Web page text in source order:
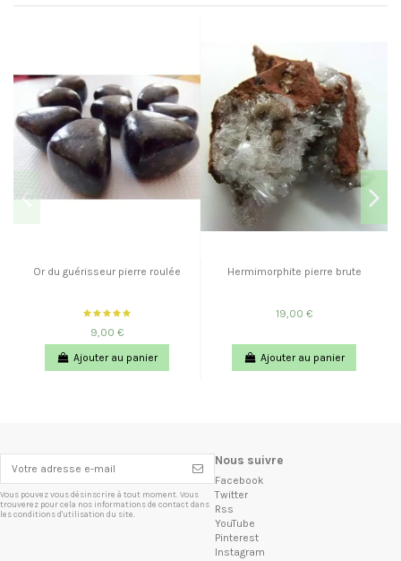
Or du guérisseur pierre roulée
9,00 €
Ajouter au panier
Hermimorphite pierre brute
19,00 €
Ajouter au panier
Vous pouvez vous désinscrire à tout moment. Vous
trouverez pour cela nos informations de contact dans
les conditions d'utilisation du site.
Nous suivre
Facebook
Twitter
Rss
YouTube
Pinterest
Instagram